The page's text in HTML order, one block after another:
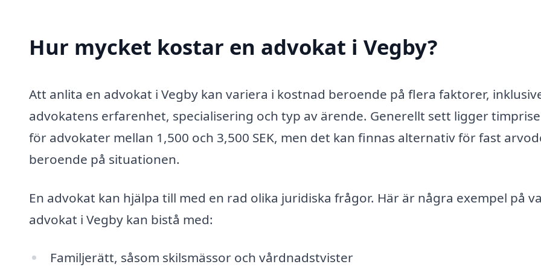
Hur mycket kostar en advokat i Vegby?
Att anlita en advokat i Vegby kan variera i kostnad beroende på flera faktorer,
advokatens erfarenhet, specialisering och typ av ärende. Generellt sett ligger
för advokater mellan 1,500 och 3,500 SEK, men det kan finnas alternativ för fast
beroende på situationen.
En advokat kan hjälpa till med en rad olika juridiska frågor. Här är några exempel på
advokat i Vegby kan bistå med:
Familjerätt, såsom skilsmässor och vårdnadstvister